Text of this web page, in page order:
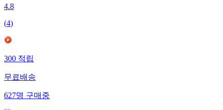
4.8
(4)
300적립
무료배송
627명구매중